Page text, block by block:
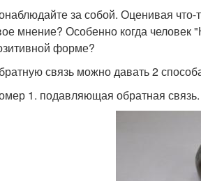
за собой. Оценивая что-
мнение? Особенно когда человек
форме?
связь можно давать 2
1. подавляющая обратная связь.